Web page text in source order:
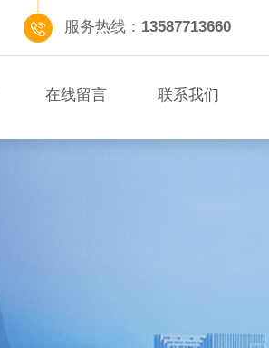
服务热线： 13587713660
在线留言 联系我们